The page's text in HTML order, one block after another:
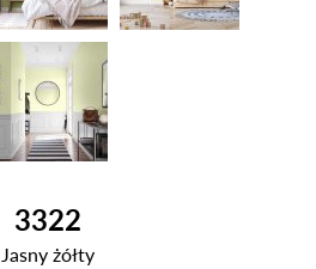
3322
Jasny żółty